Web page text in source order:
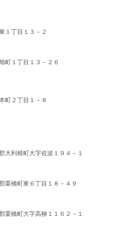
１丁目１３－２
１丁目１３－２６
町２丁目１－８
利根町大字佐波１９４－１
橋町東６丁目１８－４９
橋町大字高柳１１６２－１